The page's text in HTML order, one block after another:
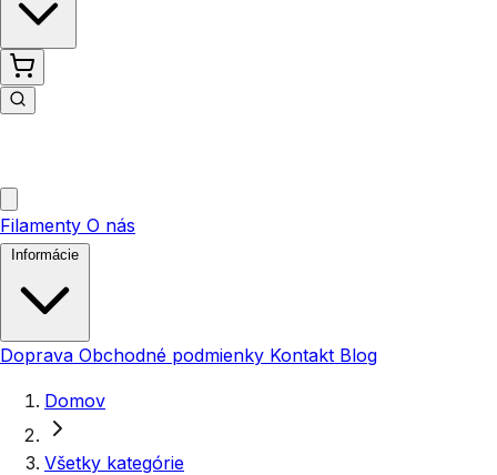
Filamenty O nás
Doprava Obchodné podmienky Kontakt Blog
Domov
Všetky kategórie